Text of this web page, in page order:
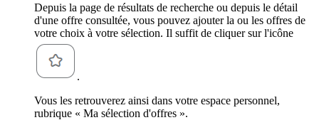
Depuis la page de résultats de recherche ou depuis le détail
d'une offre consultée, vous pouvez ajouter la ou les offres de
votre choix à votre sélection. Il suffit de cliquer sur l'icône
.
Vous les retrouverez ainsi dans votre espace personnel,
rubrique « Ma sélection d'offres ».